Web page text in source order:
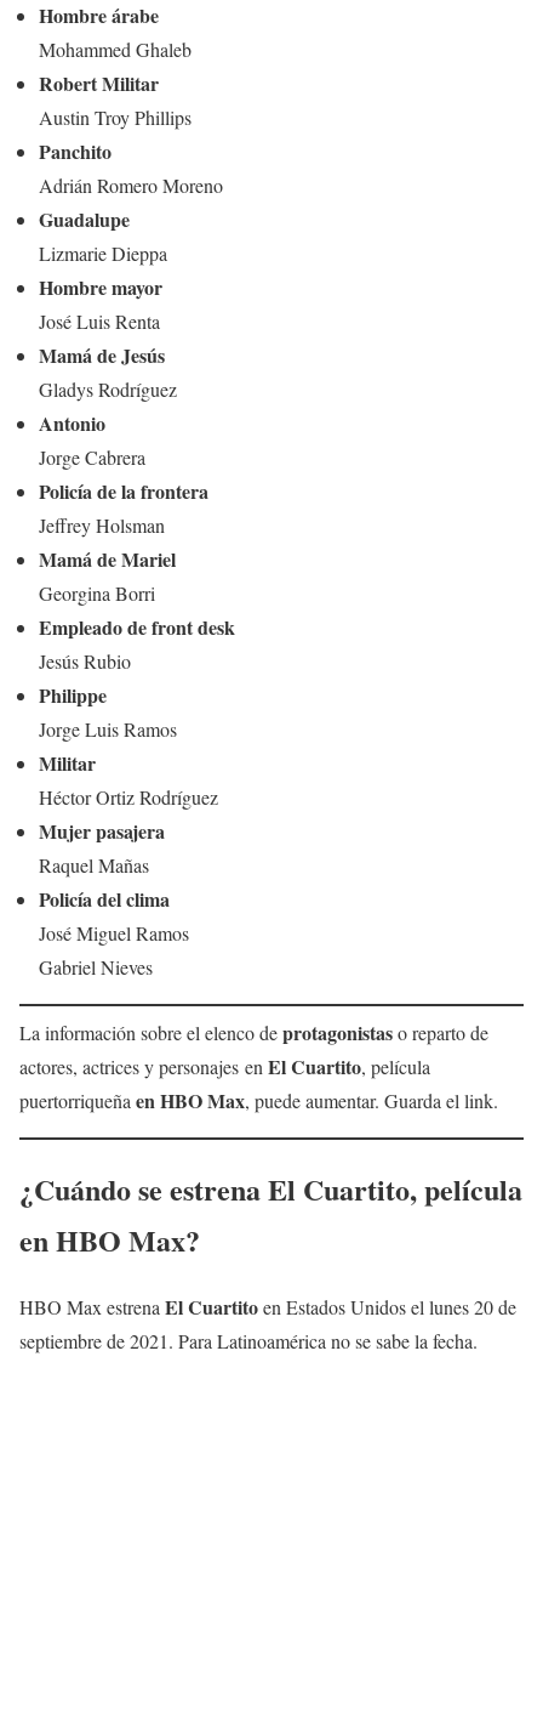
Hombre árabe
Mohammed Ghaleb
Robert Militar
Austin Troy Phillips
Panchito
Adrián Romero Moreno
Guadalupe
Lizmarie Dieppa
Hombre mayor
José Luis Renta
Mamá de Jesús
Gladys Rodríguez
Antonio
Jorge Cabrera
Policía de la frontera
Jeffrey Holsman
Mamá de Mariel
Georgina Borri
Empleado de front desk
Jesús Rubio
Philippe
Jorge Luis Ramos
Militar
Héctor Ortiz Rodríguez
Mujer pasajera
Raquel Mañas
Policía del clima
José Miguel Ramos
Gabriel Nieves
La información sobre el elenco deprotagonistaso reparto de
actores, actrices y personajes enEl Cuartito, película
puertorriqueñaen HBO Max, puede aumentar. Guarda el link.
¿Cuándo se estrenaEl Cuartito, película
en HBO Max?
HBO Max estrena El Cuartitoen Estados Unidos el lunes 20 de
septiembre de 2021. Para Latinoamérica no se sabe la fecha.